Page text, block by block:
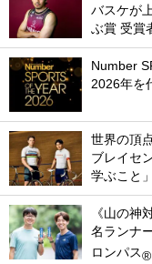
バスケが
ぶ賞 受賞
Number
2026年を
世界の頂
ブレイセ
学ぶこと
《山の神
名ランナ
ロンパス®